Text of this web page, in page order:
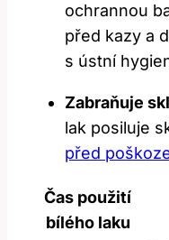
ochrannou
před kazy a
s ústní
Zabraňuje
lak posiluje
před
Čas použití
bílého laku